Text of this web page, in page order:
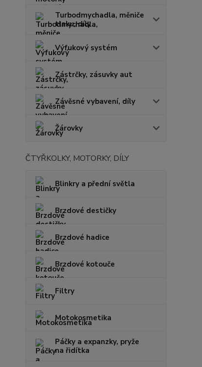
Turbodmychadla, měniče
tlaku, díly
Výfukový systém
Zástrčky, zásuvky aut
Závěsné vybavení, díly
Žárovky
ČTYŘKOLKY, MOTORKY, DÍLY
Blinkry a přední světla
Brzdové destičky
Brzdové hadice
Brzdové kotouče
Filtry
Motokosmetika
Páčky a expanzky, pryže
na řidítka